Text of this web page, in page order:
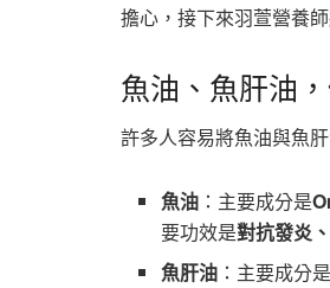
擔心，接下來羽萱營養
魚油、魚肝油
許多人容易將魚油與魚
魚油 ：主要成分是
要功效是對抗發炎
魚肝油 ：主要成分